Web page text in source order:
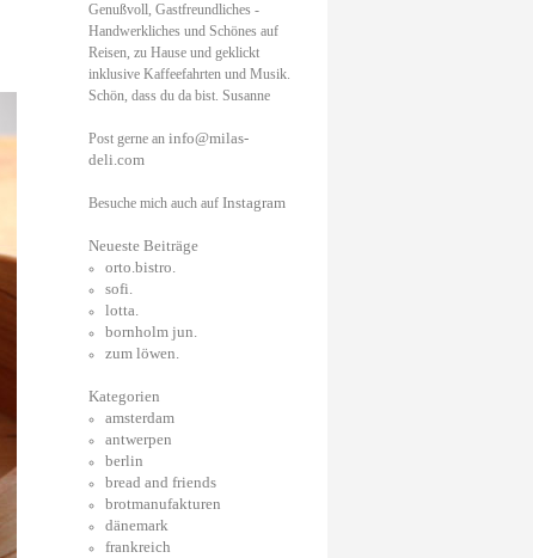
Genußvoll, Gastfreundliches -
Handwerkliches und Schönes auf
Reisen, zu Hause und geklickt
inklusive Kaffeefahrten und Musik.
Schön, dass du da bist. Susanne
Post gerne an info@milas-
deli.com
Besuche mich auch auf Instagram
Neueste Beiträge
orto.bistro.
sofi.
lotta.
bornholm jun.
zum löwen.
Kategorien
amsterdam
antwerpen
berlin
bread and friends
brotmanufakturen
dänemark
frankreich